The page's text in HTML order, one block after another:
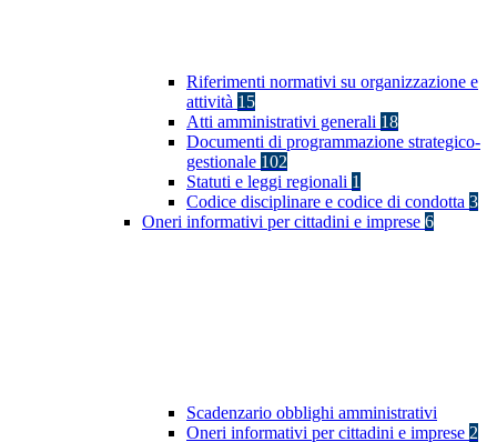
Riferimenti normativi su organizzazione e
attività 15
Atti amministrativi generali 18
Documenti di programmazione strategico-
gestionale 102
Statuti e leggi regionali 1
Codice disciplinare e codice di condotta 3
Oneri informativi per cittadini e imprese 6
Scadenzario obblighi amministrativi
Oneri informativi per cittadini e imprese 2